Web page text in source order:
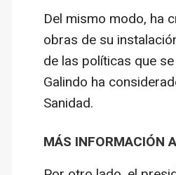
Del mismo modo, ha
obras de su
de las políticas que
Galindo ha
Sanidad.
MÁS INFORMACIÓN